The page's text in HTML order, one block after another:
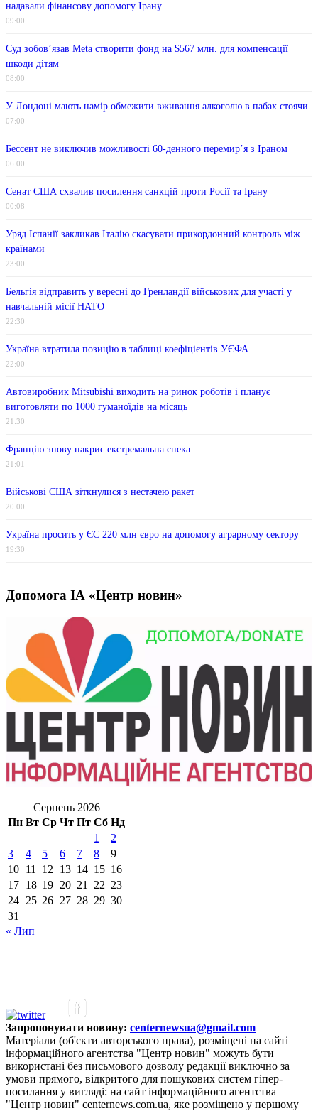
надавали фінансову допомогу Ірану
09:00
Суд зобов’язав Meta створити фонд на $567 млн. для компенсації
шкоди дітям
08:00
У Лондоні мають намір обмежити вживання алкоголю в пабах стоячи
07:00
Бессент не виключив можливості 60-денного перемир’я з Іраном
06:00
Сенат США схвалив посилення санкцій проти Росії та Ірану
00:08
Уряд Іспанії закликав Італію скасувати прикордонний контроль між
країнами
23:00
Бельгія відправить у вересні до Гренландії військових для участі у
навчальній місії НАТО
22:30
Україна втратила позицію в таблиці коефіцієнтів УЄФА
22:00
Автовиробник Mitsubishi виходить на ринок роботів і планує
виготовляти по 1000 гуманоїдів на місяць
21:30
Францію знову накриє екстремальна спека
21:01
Військові США зіткнулися з нестачею ракет
20:00
Україна просить у ЄС 220 млн євро на допомогу аграрному сектору
19:30
Допомога ІА «Центр новин»
Серпень 2026
Пн Вт Ср Чт Пт Сб Нд
1
2
3
4 5 6 7 8
9
10 11 12 13 14 15 16
17 18 19 20 21 22 23
24 25 26 27 28 29 30
31
« Лип
Запропонувати новину: centernewsua@gmail.com
Матеріали (об'єкти авторського права), розміщені на сайті
інформаційного агентства "Центр новин" можуть бути
використані без письмового дозволу редакції виключно за
умови прямого, відкритого для пошукових систем гіпер-
посилання у вигляді: на сайт інформаційного агентства
"Центр новин" centernews.com.ua, яке розміщено у першому